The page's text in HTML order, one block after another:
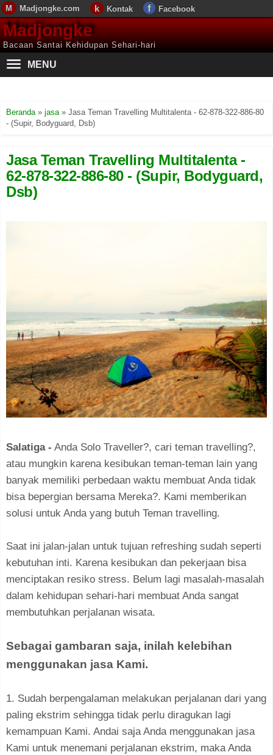
Madjongke.com Kontak Facebook
Madjongke
Bacaan Santai Kehidupan Sehari-hari
MENU
Beranda» jasa» Jasa Teman Travelling Multitalenta - 62-878-322-886-80
- (Supir, Bodyguard, Dsb)
Jasa Teman Travelling Multitalenta -
62-878-322-886-80 - (Supir, Bodyguard,
Dsb)
Salatiga - Anda Solo Traveller?, cari teman travelling?,
atau mungkin karena kesibukan teman-teman lain yang
banyak memiliki perbedaan waktu membuat Anda tidak
bisa bepergian bersama Mereka?. Kami memberikan
solusi untuk Anda yang butuh Teman travelling.
Saat ini jalan-jalan untuk tujuan refreshing sudah seperti
kebutuhan inti. Karena kesibukan dan pekerjaan bisa
menciptakan resiko stress. Belum lagi masalah-masalah
dalam kehidupan sehari-hari membuat Anda sangat
membutuhkan perjalanan wisata.
Sebagai gambaran saja, inilah kelebihan
menggunakan jasa Kami.
1. Sudah berpengalaman melakukan perjalanan dari yang
paling ekstrim sehingga tidak perlu diragukan lagi
kemampuan Kami. Andai saja Anda menggunakan jasa
Kami untuk menemani perjalanan ekstrim, maka Anda